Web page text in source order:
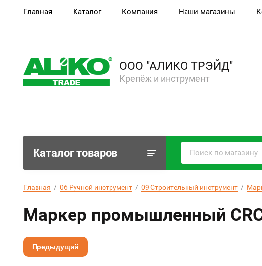
Главная Каталог Компания Наши магазины
ООО "АЛИКО ТРЭЙД"
Крепёж и инструмент
Каталог товаров
Главная
  /
06 Ручной инструмент
  /
09 Строительный инструмент
  /
Маркер промышленный
Предыдущий